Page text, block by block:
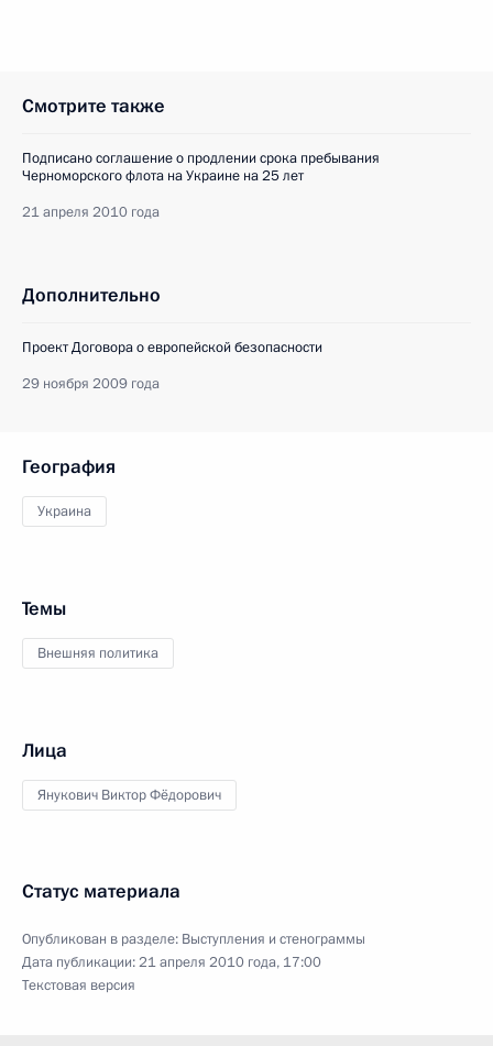
Смотрите также
Подписано соглашение о продлении срока пребывания
Черноморского флота на Украине на 25 лет
21 апреля 2010 года
Дополнительно
Проект Договора о европейской безопасности
29 ноября 2009 года
География
Украина
Темы
Внешняя политика
Лица
Янукович Виктор Фёдорович
Статус материала
Опубликован в разделе: Выступления и стенограммы
Дата публикации:21 апреля 2010 года, 17:00
Текстовая версия